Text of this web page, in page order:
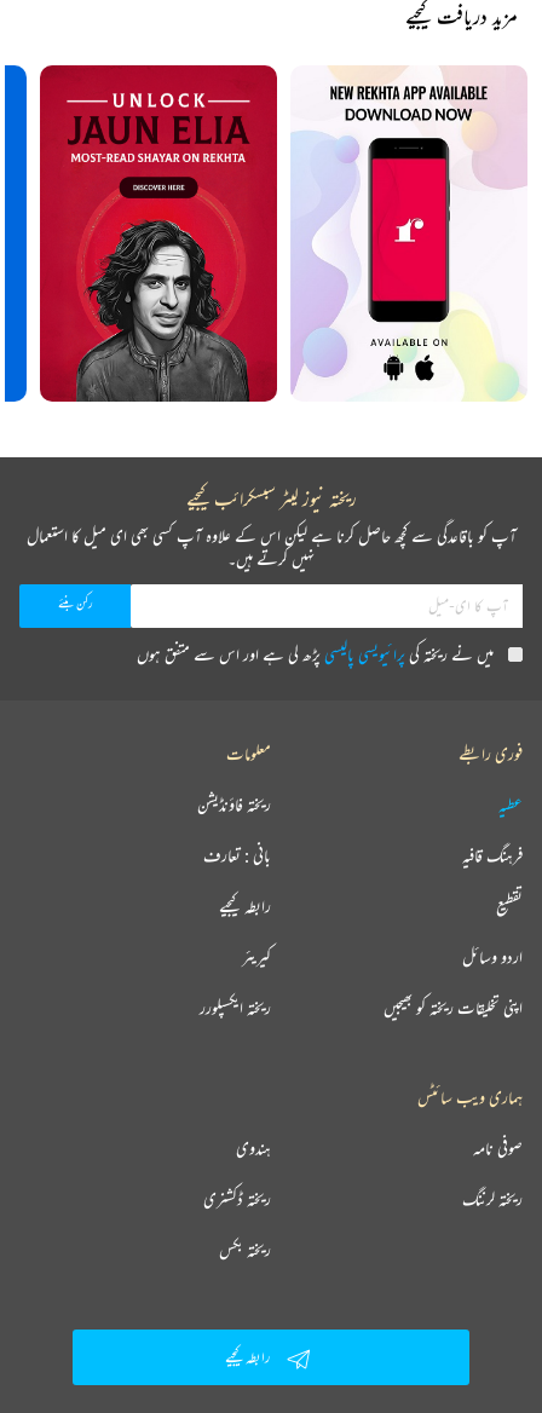
مزید دریافت کیجیے
ریختہ نیوز لیٹر سبسکرائب کیجیے
آپ کو باقاعدگی سے کچھ حاصل کرنا ہے لیکن اس کے علاوہ آپ کسی بھی ای میل کا استعمال
نہیں کرتے ہیں۔
میں نے ریختہ کی پرائیویسی پالیسی پڑھ لی ہے اور اس سے متفق ہوں
فوری رابطے
عطیہ
فرہنگ قافیہ
تقطیع
اردو وسائل
اپنی تخلیقات ریختہ کو بھیجیں
معلومات
ریختہ فاؤنڈیشن
بانی : تعارف
رابطہ کیجیے
کیریئر
ریختہ ایکسپلورر
ہماری ویب سائٹس
ہندوی صوفی نامہ
ریختہ ڈکشنری ریختہ لرننگ
ریختہ بکس
رابطہ کیجیے